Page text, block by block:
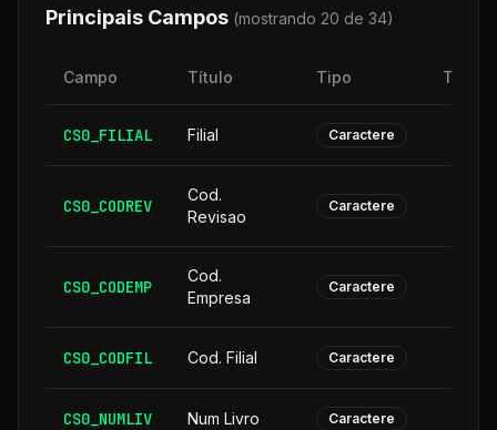
Principais Campos (mostrando 20 de 34)
Campo Título Tipo
CS0_FILIAL Filial Caractere
CS0_CODREV
Cod.
Revisao
Caractere
CS0_CODEMP
Cod.
Empresa
Caractere
CS0_CODFIL Cod. Filial Caractere
CS0_NUMLIV Num Livro Caractere